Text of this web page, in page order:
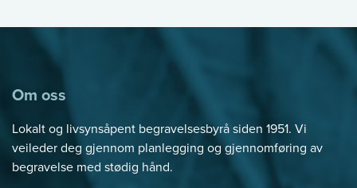
Om oss
Lokalt og livsynsåpent begravelsesbyrå siden 1951. Vi
veileder deg gjennom planlegging og gjennomføring av
begravelse med stødig hånd.